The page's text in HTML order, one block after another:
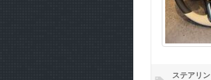
ステアリ